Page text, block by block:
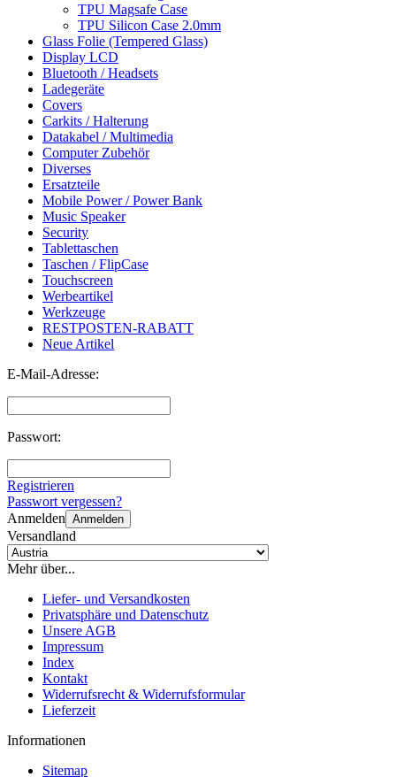
TPU Magsafe Case
TPU Silicon Case 2.0mm
Glass Folie (Tempered Glass)
Display LCD
Bluetooth / Headsets
Ladegeräte
Covers
Carkits / Halterung
Datakabel / Multimedia
Computer Zubehör
Diverses
Ersatzteile
Mobile Power / Power Bank
Music Speaker
Security
Tablettaschen
Taschen / FlipCase
Touchscreen
Werbeartikel
Werkzeuge
RESTPOSTEN-RABATT
Neue Artikel
E-Mail-Adresse:
Passwort:
Registrieren
Passwort vergessen?
Anmelden Anmelden
Versandland
Mehr über...
Liefer- und Versandkosten
Privatsphäre und Datenschutz
Unsere AGB
Impressum
Index
Kontakt
Widerrufsrecht & Widerrufsformular
Lieferzeit
Informationen
Sitemap